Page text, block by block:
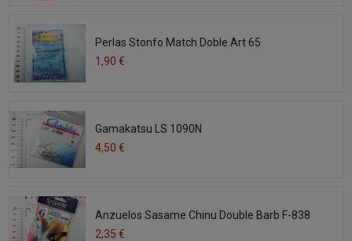
Perlas Stonfo Match Doble Art 65
1,90 €
Gamakatsu LS 1090N
4,50 €
Anzuelos Sasame Chinu Double Barb F-838
2,35 €